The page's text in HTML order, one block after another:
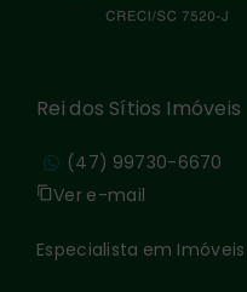
Rei dos Sítios Imóveis
(47) 99730-6670
Ver e-mail
Especialista em Imóveis